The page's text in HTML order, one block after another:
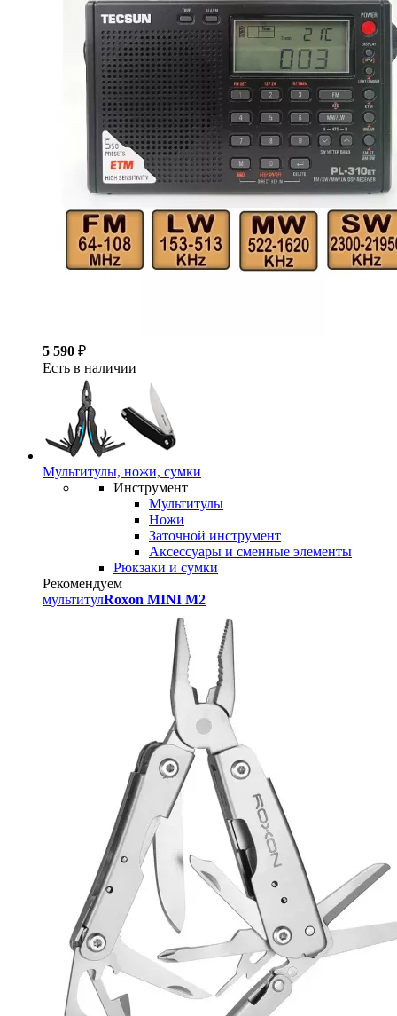
5 590 ₽
Есть в наличии
Мультитулы, ножи, сумки
Инструмент
Мультитулы
Ножи
Заточной инструмент
Аксессуары и сменные элементы
Рюкзаки и сумки
Рекомендуем
мультитулRoxon MINI M2